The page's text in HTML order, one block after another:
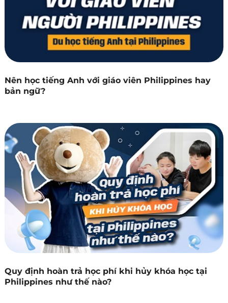
Nên học tiếng Anh với giáo viên Philippines hay
bản ngữ?
Quy định hoàn trả học phí khi hủy khóa học tại
Philippines như thế nào?